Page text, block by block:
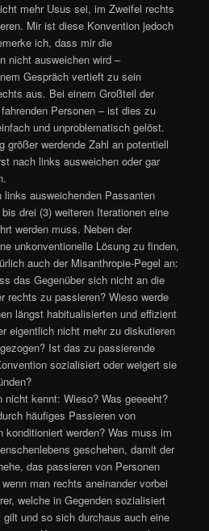
mehr Usus sei, im Zweifel rechts
Mir ist diese Konvention jedoch
ich, dass mir die
nicht ausweichen wird –
Gespräch vertieft zu sein
aus. Bei einem Großteil der
Personen – ist dies zu
und unproblematisch gelöst.
größer werdende Zahl an potentiell
nach links ausweichen oder gar
ausweichenden Passanten
drei (3) weiteren Iterationen eine
werden muss. Neben der
unkonventionelle Lösung zu finden,
auch der Misanthropie-Pegel an:
das Gegenüber sich nicht an die
rechts zu passieren? Wieso werde
längst habitualisierten und effizient
eigentlich nicht mehr zu diskutieren
Ist das zu passierende
sozialisiert oder weigert sie
kennt: Wieso? Was geeeeht?
häufiges Passieren von
konditioniert werden? Was muss im
geschehen, damit der
das passieren von Personen
man rechts aneinander vorbei
welche in Gegenden sozialisiert
und so sich durchaus auch eine